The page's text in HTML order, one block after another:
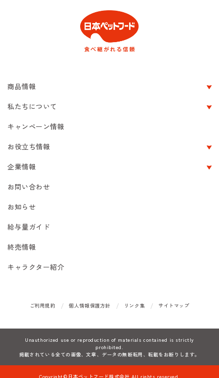
商品情報
私たちについて
キャンペーン情報
お役立ち情報
企業情報
お問い合わせ
お知らせ
給与量ガイド
終売情報
キャラクター紹介
ご利用規約 個人情報保護方針 リンク集 サイトマップ
Unauthorized use or reproduction of materials contained is strictly
prohibited.
掲載されている全ての画像、文章、データの無断転用、転載をお断りします。
Copyright©日本ペットフード株式会社.All rights reserved.